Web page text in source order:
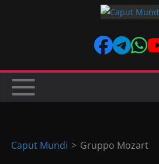
Caput Mundi > Gruppo Mozart